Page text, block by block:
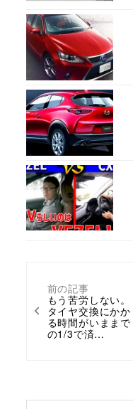
前の記事
もう苦労しない。
タイヤ交換にかか
る時間がいままで
の1/3で済…